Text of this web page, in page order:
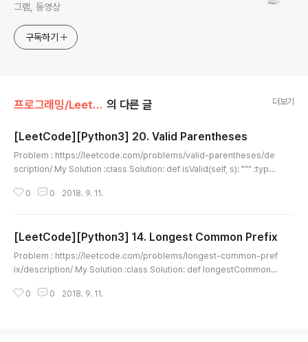
그램, 동영상
구독하기
프로그래밍/LeetCode 의 다른 글 더보기
[LeetCode][Python3] 20. Valid Parentheses
Problem : https://leetcode.com/problems/valid-parentheses/de
scription/ My Solution :class Solution: def isValid(self, s): """ :type
f c in pairs: stack.append(c) elif not stack or c != pairs[stack.pop
0 0 2018. 9. 11.
[LeetCode][Python3] 14. Longest Common Prefix
Problem : https://leetcode.com/problems/longest-common-pref
ix/description/ My Solution :class Solution: def longestCommonP
rn '' word = strs[0] for i in range(len(word)): for s in strs[1:]: if i > l
0 0 2018. 9. 11.